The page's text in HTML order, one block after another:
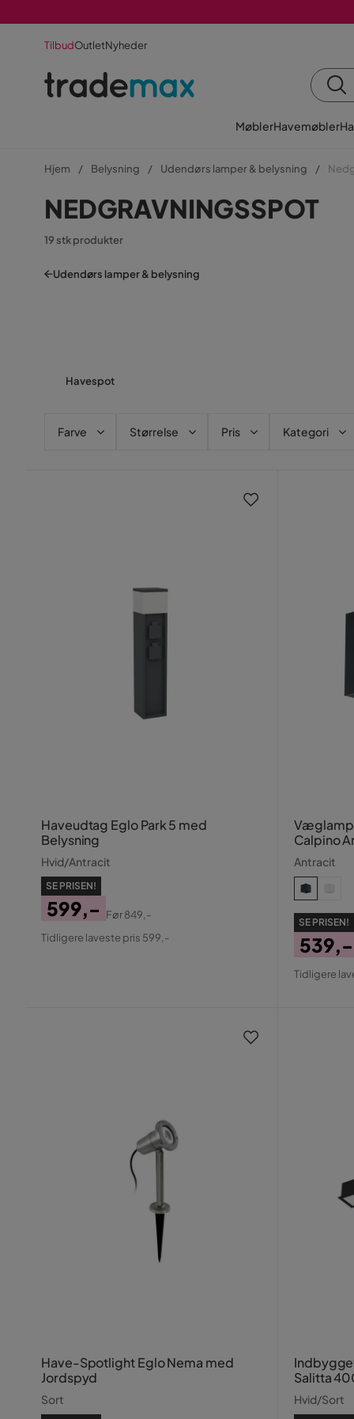
TilbudOutletNyheder
MøblerHavemøbler
Hjem Belysning Udendørs lamper & belysning
NEDGRAVNINGSSPOT
19 stk produkter
Udendørs lamper & belysning
Havespot
Farve Størrelse Pris Kategori
Haveudtag Eglo Park 5 med
Belysning
Hvid/Antracit
SE PRISEN!
Pris
599,-
Original
Før849,-
Tidligere laveste pris 599,-
Calpino
Antracit
SE PRISEN!
Pris
539,-
Tidligere
Have-Spotlight Eglo Nema med
Jordspyd
Sort
Salitta
Hvid/Sort